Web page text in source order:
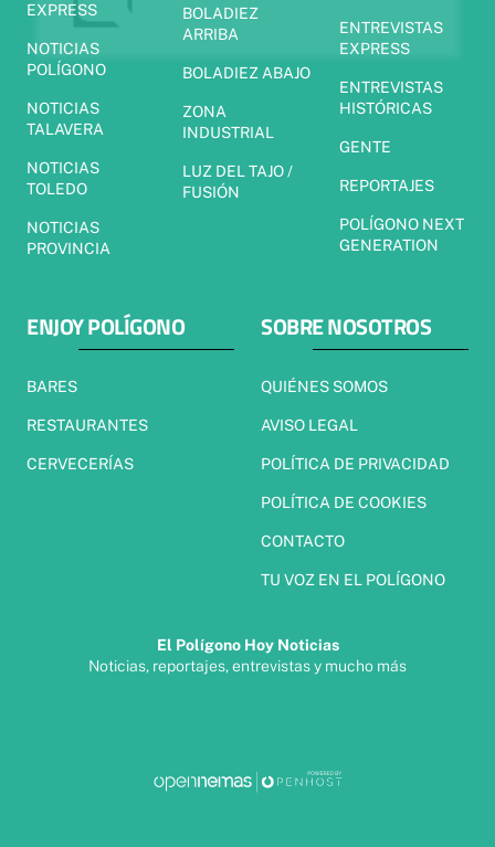
EXPRESS
NOTICIAS
POLÍGONO
NOTICIAS
TALAVERA
NOTICIAS
TOLEDO
NOTICIAS
PROVINCIA
BOLADIEZ
ARRIBA
BOLADIEZ ABAJO
ZONA
INDUSTRIAL
LUZ DEL TAJO /
FUSIÓN
ENTREVISTAS
EXPRESS
ENTREVISTAS
HISTÓRICAS
GENTE
REPORTAJES
POLÍGONO NEXT
GENERATION
ENJOY POLÍGONO
BARES
RESTAURANTES
CERVECERÍAS
SOBRE NOSOTROS
QUIÉNES SOMOS
AVISO LEGAL
POLÍTICA DE PRIVACIDAD
POLÍTICA DE COOKIES
CONTACTO
TU VOZ EN EL POLÍGONO
El Polígono Hoy Noticias
Noticias, reportajes, entrevistas y mucho más